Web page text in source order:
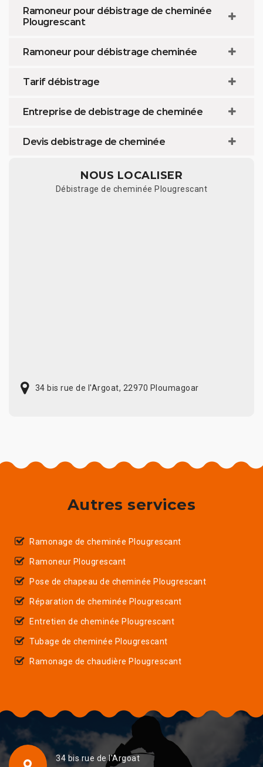
Ramoneur pour débistrage de cheminée
Plougrescant
Ramoneur pour débistrage cheminée
Tarif débistrage
Entreprise de debistrage de cheminée
Devis debistrage de cheminée
NOUS LOCALISER
Débistrage de cheminée Plougrescant
34 bis rue de l'Argoat, 22970 Ploumagoar
Autres services
Ramonage de cheminée Plougrescant
Ramoneur Plougrescant
Pose de chapeau de cheminée Plougrescant
Réparation de cheminée Plougrescant
Entretien de cheminée Plougrescant
Tubage de cheminée Plougrescant
Ramonage de chaudière Plougrescant
34 bis rue de l'Argoat